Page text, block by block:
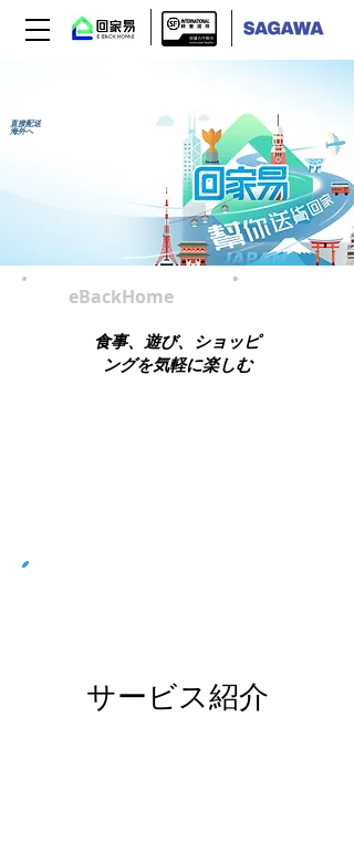
直接配送
海外へ
eBackHome
食事、遊び、ショッピ
ングを気軽に楽しむ
サービス紹介